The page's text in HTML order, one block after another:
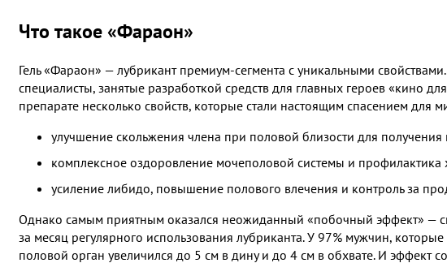
Что такое «Фараон»
Гель «Фараон» — лубрикант премиум-сегмента с уникальными
специалисты, занятые разработкой средств для главных героев «кино
препарате несколько свойств, которые стали настоящим спасением для
улучшение скольжения члена при половой близости для
комплексное оздоровление мочеполовой системы и профилактика
усиление либидо, повышение полового влечения и контроль за
Однако самым приятным оказался неожиданный «побочный эффект» —
за месяц регулярного использования лубриканта. У 97% мужчин,
половой орган увеличился до 5 см в дину и до 4 см в обхвате. И эффект